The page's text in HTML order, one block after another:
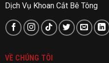
Dịch Vụ Khoan Cắt Bê Tông
VỀ CHÚNG TÔI